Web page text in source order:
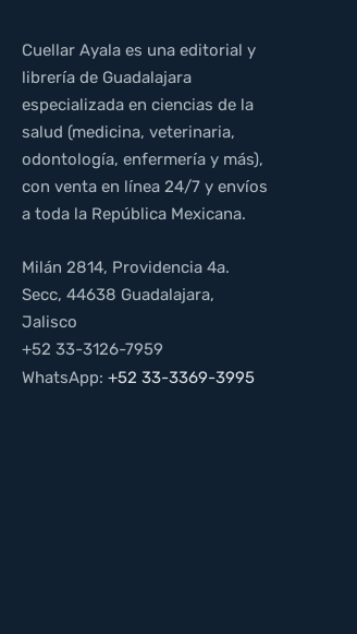
Cuellar Ayala es una editorial y
librería de Guadalajara
especializada en ciencias de la
salud (medicina, veterinaria,
odontología, enfermería y más),
con venta en línea 24/7 y envíos
a toda la República Mexicana.
Milán 2814, Providencia 4a.
Secc, 44638 Guadalajara,
Jalisco
+52 33-3126-7959
WhatsApp: +52 33-3369-3995